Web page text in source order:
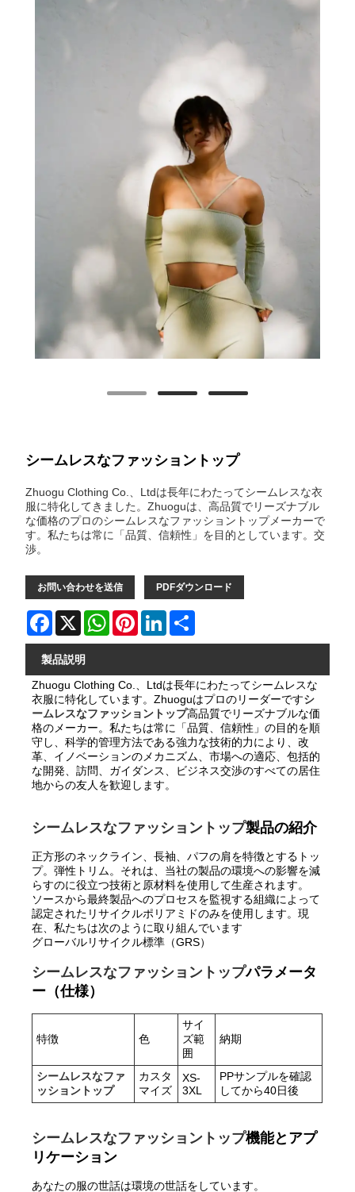
シームレスなファッショントップ
Zhuogu Clothing Co.、Ltdは長年にわたってシームレスな衣
服に特化してきました。Zhuoguは、高品質でリーズナブル
な価格のプロのシームレスなファッショントップメーカーで
す。私たちは常に「品質、信頼性」を目的としています。交
渉。
お問い合わせを送信 PDFダウンロード
Facebook
X WhatsAppPinterestLinkedIn
製品説明
Zhuogu Clothing Co.、Ltdは長年にわたってシームレスな
衣服に特化しています。Zhuoguはプロのリーダーですシ
ームレスなファッショントップ高品質でリーズナブルな価
格のメーカー。私たちは常に「品質、信頼性」の目的を順
守し、科学的管理方法である強力な技術的力により、改
革、イノベーションのメカニズム、市場への適応、包括的
な開発、訪問、ガイダンス、ビジネス交渉のすべての居住
地からの友人を歓迎します。
シームレスなファッショントップ製品の紹介
正方形のネックライン、長袖、パフの肩を特徴とするトッ
プ。弾性トリム。それは、当社の製品の環境への影響を減
らすのに役立つ技術と原材料を使用して生産されます。
ソースから最終製品へのプロセスを監視する組織によって
認定されたリサイクルポリアミドのみを使用します。現
在、私たちは次のように取り組んでいます
グローバルリサイクル標準（GRS）
シームレスなファッショントップパラメータ
ー（仕様）
特徴 色
サイ
ズ範
囲
納期
シームレスなファ
ッショントップ
カスタ
マイズ
XS-
3XL
PPサンプルを確認
してから40日後
シームレスなファッショントップ機能とアプ
リケーション
あなたの服の世話は環境の世話をしています。